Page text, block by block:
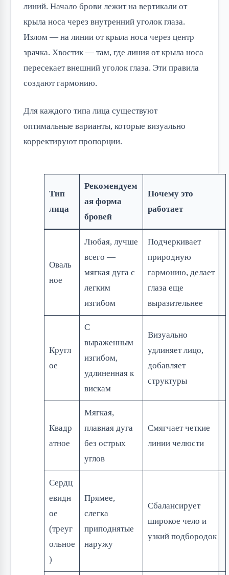
линий. Начало брови лежит на вертикали от
крыла носа через внутренний уголок глаза.
Излом — на линии от крыла носа через центр
зрачка. Хвостик — там, где линия от крыла носа
пересекает внешний уголок глаза. Эти правила
создают гармонию.
Для каждого типа лица существуют
оптимальные варианты, которые визуально
корректируют пропорции.
Тип
лица
Рекомендуем
ая форма
бровей
Почему это
работает
Оваль
ное
Любая, лучше
всего —
мягкая дуга с
легким
изгибом
Подчеркивает
природную
гармонию, делает
глаза еще
выразительнее
Кругл
ое
С
выраженным
изгибом,
удлиненная к
вискам
Визуально
удлиняет лицо,
добавляет
структуры
Квадр
атное
Мягкая,
плавная дуга
без острых
углов
Смягчает четкие
линии челюсти
Сердц
евидн
ое
(треуг
ольное
)
Прямее,
слегка
приподнятые
наружу
Сбалансирует
широкое чело и
узкий подбородок